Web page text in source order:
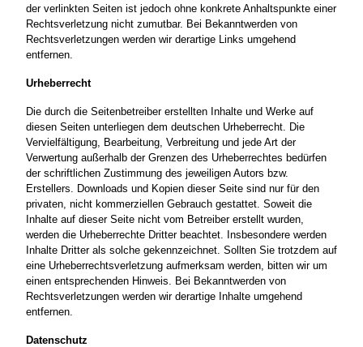
der verlinkten Seiten ist jedoch ohne konkrete Anhaltspunkte einer
Rechtsverletzung nicht zumutbar. Bei Bekanntwerden von
Rechtsverletzungen werden wir derartige Links umgehend
entfernen.
Urheberrecht
Die durch die Seitenbetreiber erstellten Inhalte und Werke auf
diesen Seiten unterliegen dem deutschen Urheberrecht. Die
Vervielfältigung, Bearbeitung, Verbreitung und jede Art der
Verwertung außerhalb der Grenzen des Urheberrechtes bedürfen
der schriftlichen Zustimmung des jeweiligen Autors bzw.
Erstellers. Downloads und Kopien dieser Seite sind nur für den
privaten, nicht kommerziellen Gebrauch gestattet. Soweit die
Inhalte auf dieser Seite nicht vom Betreiber erstellt wurden,
werden die Urheberrechte Dritter beachtet. Insbesondere werden
Inhalte Dritter als solche gekennzeichnet. Sollten Sie trotzdem auf
eine Urheberrechtsverletzung aufmerksam werden, bitten wir um
einen entsprechenden Hinweis. Bei Bekanntwerden von
Rechtsverletzungen werden wir derartige Inhalte umgehend
entfernen.
Datenschutz